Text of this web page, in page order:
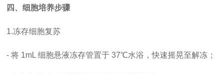
四、细胞培养步骤
1.冻存细胞复苏
- 将 1mL 细胞悬液冻存管置于 37℃水浴，快速摇晃至解冻；